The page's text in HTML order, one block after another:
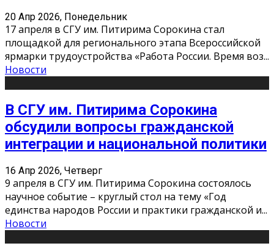
20 Апр 2026, Понедельник
17 апреля в СГУ им. Питирима Сорокина стал
площадкой для регионального этапа Всероссийской
ярмарки трудоустройства «Работа России. Время воз...
Новости
В СГУ им. Питирима Сорокина
обсудили вопросы гражданской
интеграции и национальной политики
16 Апр 2026, Четверг
9 апреля в СГУ им. Питирима Сорокина состоялось
научное событие – круглый стол на тему «Год
единства народов России и практики гражданской и...
Новости